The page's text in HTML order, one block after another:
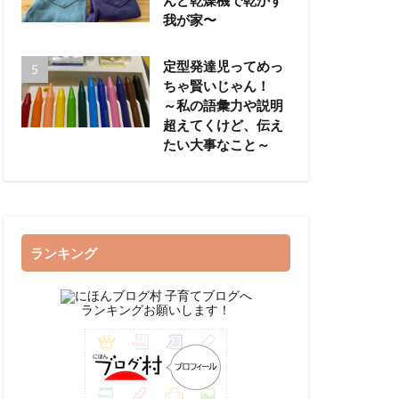
我が家〜
定型発達児ってめっ
ちゃ賢いじゃん！
～私の語彙力や説明
超えてくけど、伝え
たい大事なこと～
ランキング
ランキングお願いします！